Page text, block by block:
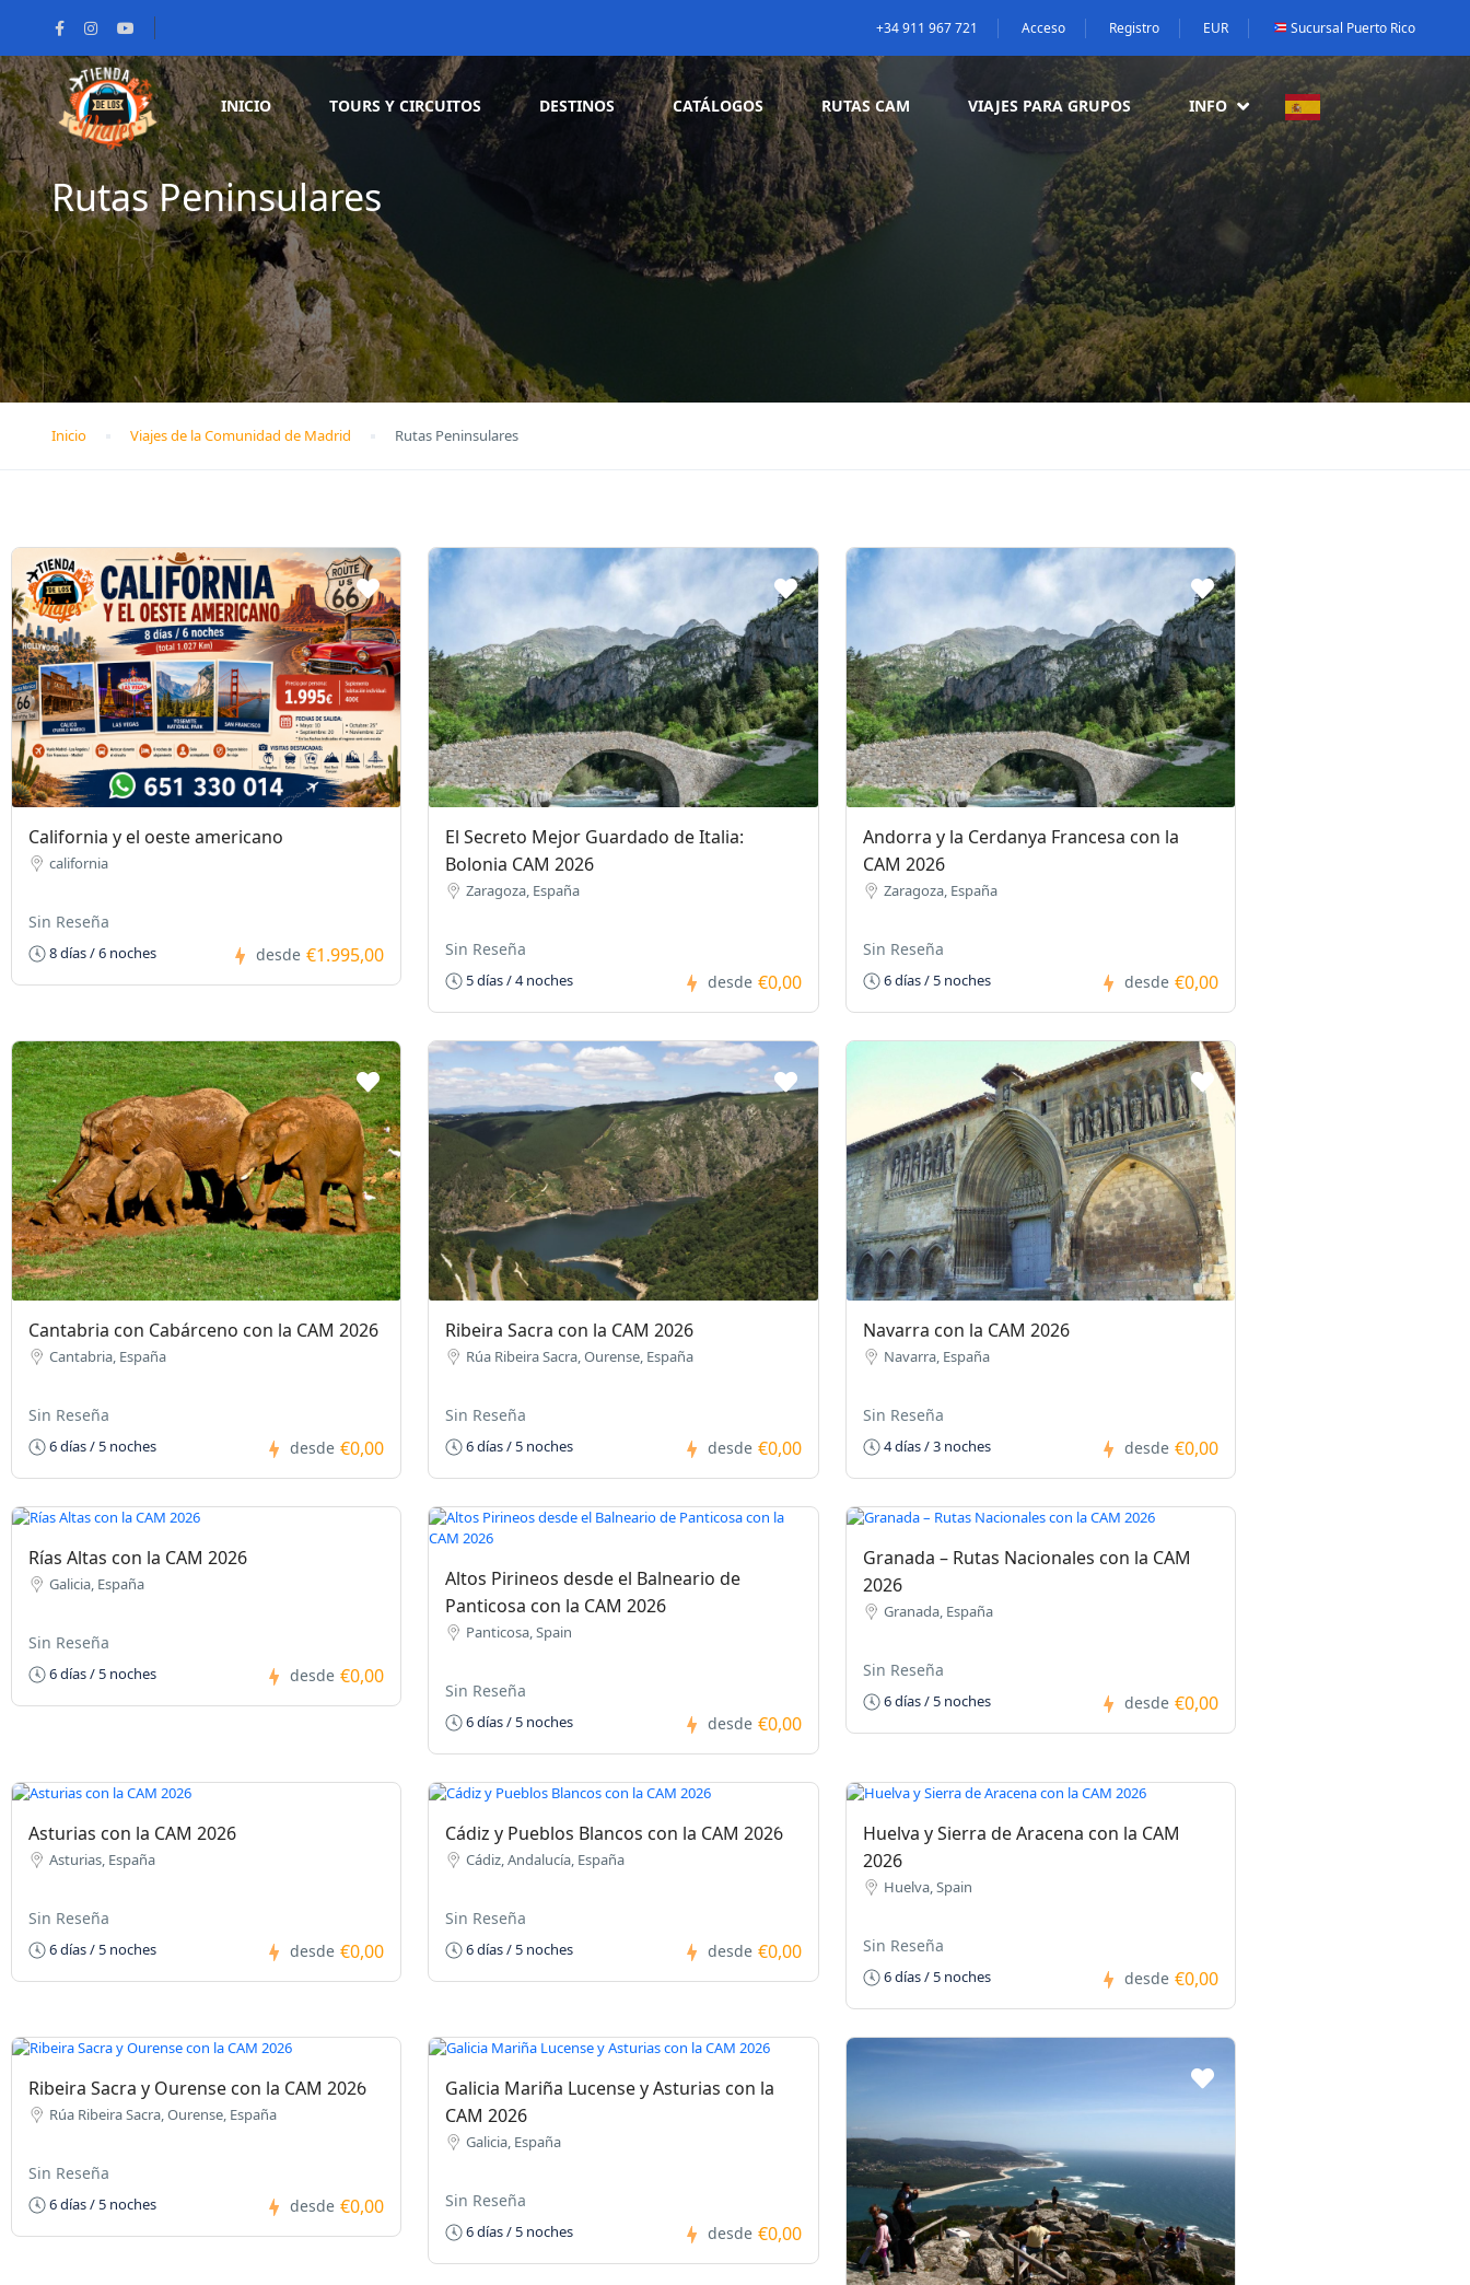
+34 911 967 721 Acceso Registro EUR Sucursal Puerto Rico
INICIO TOURS Y CIRCUITOS DESTINOS CATÁLOGOS RUTAS CAM VIAJES PARA GRUPOS INFO
Rutas Peninsulares
Inicio Viajes de la Comunidad de Madrid Rutas Peninsulares
California y el oeste americano
california
Sin Reseña
8 días / 6 noches desde €1.995,00
El Secreto Mejor Guardado de Italia:
Bolonia CAM 2026
Zaragoza, España
Sin Reseña
5 días / 4 noches desde €0,00
Andorra y la Cerdanya Francesa con la
CAM 2026
Zaragoza, España
Sin Reseña
6 días / 5 noches desde €0,00
Cantabria con Cabárceno con la CAM 2026
Cantabria, España
Sin Reseña
6 días / 5 noches desde €0,00
Ribeira Sacra con la CAM 2026
Rúa Ribeira Sacra, Ourense, España
Sin Reseña
6 días / 5 noches desde €0,00
Navarra con la CAM 2026
Navarra, España
Sin Reseña
4 días / 3 noches desde €0,00
Rías Altas con la CAM 2026
Galicia, España
Sin Reseña
6 días / 5 noches desde €0,00
Altos Pirineos desde el Balneario de
Panticosa con la CAM 2026
Panticosa, Spain
Sin Reseña
6 días / 5 noches desde €0,00
Granada – Rutas Nacionales con la CAM
2026
Granada, España
Sin Reseña
6 días / 5 noches desde €0,00
Asturias con la CAM 2026
Asturias, España
Sin Reseña
6 días / 5 noches desde €0,00
Cádiz y Pueblos Blancos con la CAM 2026
Cádiz, Andalucía, España
Sin Reseña
6 días / 5 noches desde €0,00
Huelva y Sierra de Aracena con la CAM
2026
Huelva, Spain
Sin Reseña
6 días / 5 noches desde €0,00
Ribeira Sacra y Ourense con la CAM 2026
Rúa Ribeira Sacra, Ourense, España
Sin Reseña
6 días / 5 noches desde €0,00
Galicia Mariña Lucense y Asturias con la
CAM 2026
Galicia, España
Sin Reseña
6 días / 5 noches desde €0,00